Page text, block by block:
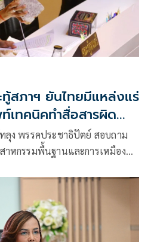
สภาฯ ยันไทยมีแหล่งแร่
เทคนิคทำสื่อสารผิด
ง พรรคประชาธิปัตย์ สอบถาม
หกรรมพื้นฐานและการเหมืองแร่
แบตเตอรี่รถยนต์ไฟฟ้า